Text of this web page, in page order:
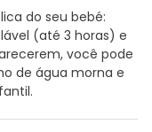
do seu bebé:
(até 3 horas) e
você pode
de água morna e